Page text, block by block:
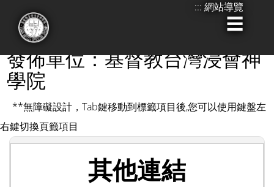
內
::: 網站導覽
發佈單位：基督教台灣浸會神
學院
**無障礙設計，Tab鍵移動到標籤項目後,您可以使用鍵盤左
右鍵切換頁籤項目
其他連結